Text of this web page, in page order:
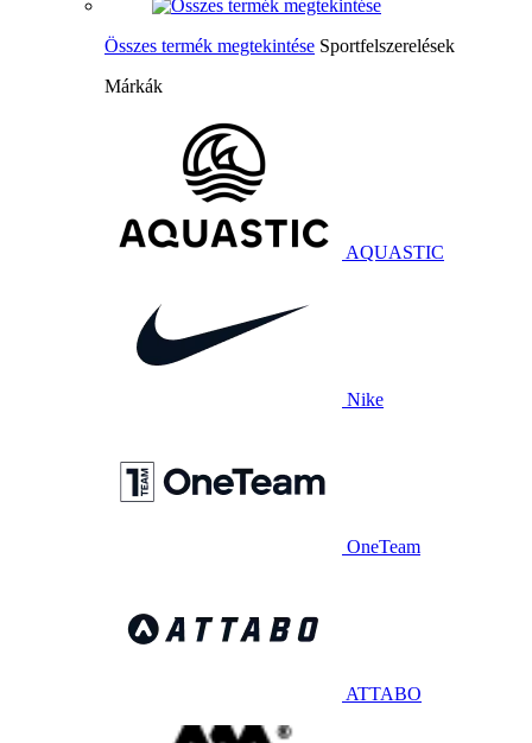
Összes termék megtekintése Sportfelszerelések
Márkák
AQUASTIC
Nike
OneTeam
ATTABO